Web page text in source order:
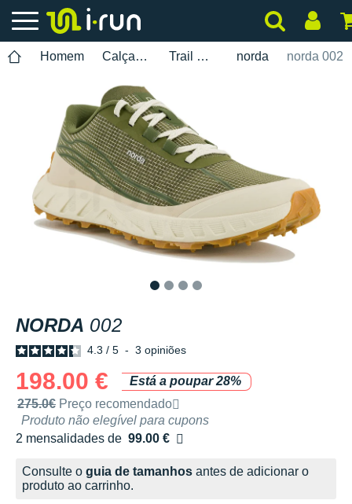
Homem Calçados Trail Running norda norda 002
NORDA 002
4.3 / 5 - 3 opiniões
198.00 €
Está a poupar 28%
Preço de venda recomendado pela marca
275.0€ Preço recomendado
Produto não elegível para cupons
2 mensalidades de 99.00 €
sem custos
Consulte o guia de tamanhos antes de adicionar o
produto ao carrinho.